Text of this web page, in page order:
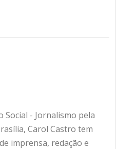
Social - Jornalismo pela
Carol Castro tem
imprensa, redação e